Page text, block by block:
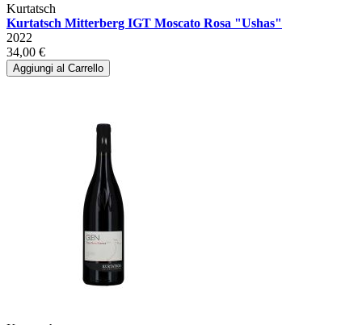
Kurtatsch
Kurtatsch Mitterberg IGT Moscato Rosa "Ushas"
2022
34,00 €
Aggiungi al Carrello